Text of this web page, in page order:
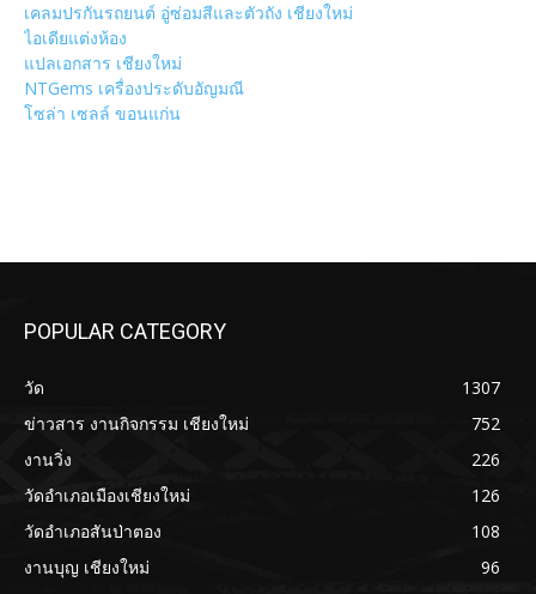
เคลมปรกันรถยนต์ อู่ซ่อมสีและตัวถัง เชียงใหม่
ไอเดียแต่งห้อง
แปลเอกสาร เชียงใหม่
NTGems เครื่องประดับอัญมณี
โซล่า เซลล์ ขอนแก่น
POPULAR CATEGORY
วัด
1307
ข่าวสาร งานกิจกรรม เชียงใหม่
752
งานวิ่ง
226
วัดอำเภอเมืองเชียงใหม่
126
วัดอำเภอสันป่าตอง
108
งานบุญ เชียงใหม่
96